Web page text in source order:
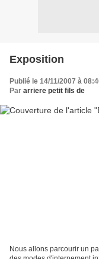
Exposition
Publié le 14/11/2007 à
Par arriere petit fils de
Nous allons parcourir un